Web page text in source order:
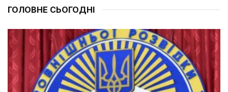
ГОЛОВНЕ СЬОГОДНІ